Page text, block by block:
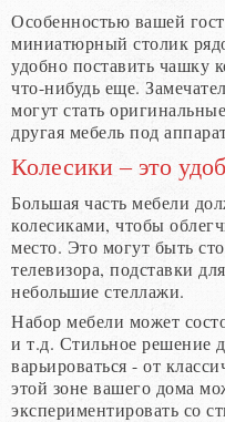
Особенностью вашей
миниатюрный столик
удобно поставить чашку
что-нибудь еще.
могут стать
другая мебель под
Колесики – это
Большая часть мебели
колесиками, чтобы
место. Это могут быть
телевизора, подставки
небольшие стеллажи.
Набор мебели может
и т.д. Стильное решение
варьироваться - от
этой зоне вашего дома
экспериментировать со